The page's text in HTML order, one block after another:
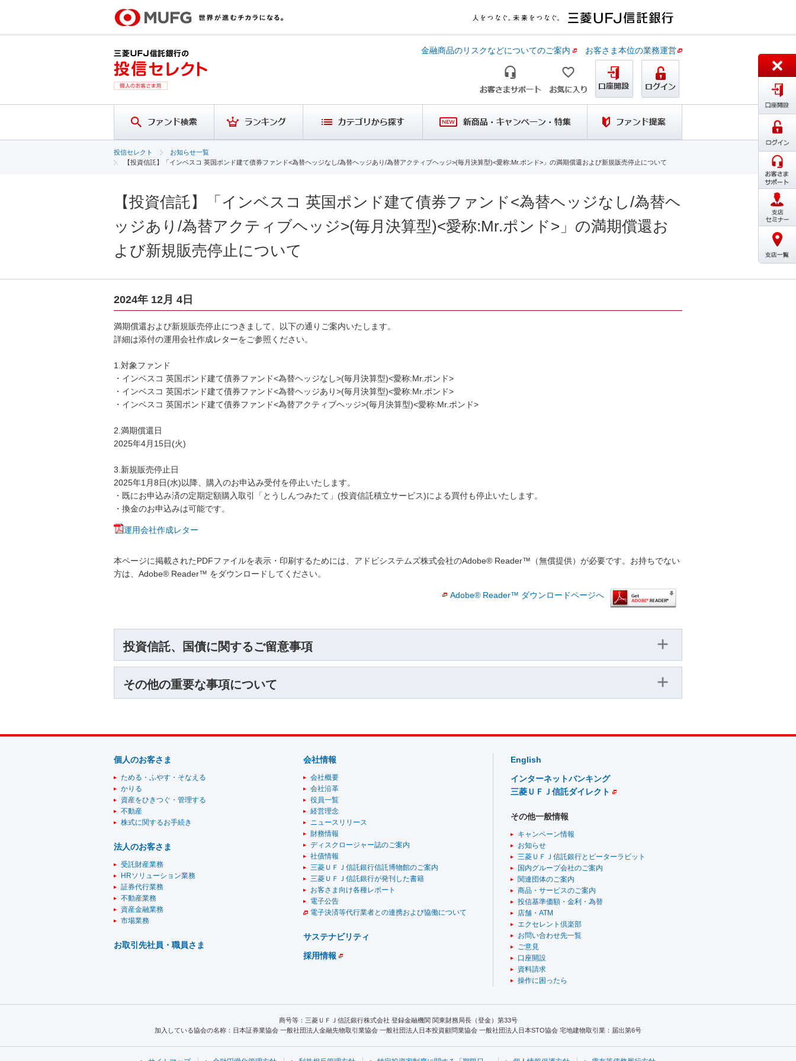
金融商品のリスクなどについてのご案内 お客さま本位の業務運営
投信セレクト
お知らせ一覧
【投資信託】「インベスコ 英国ポンド建て債券ファンド<為替ヘッジなし/為替ヘッジあり/為替アクティブヘッジ>(毎月決算型)<愛称:Mr.ポンド>」の満期償還および新規販売停止について
【投資信託】「インベスコ 英国ポンド建て債券ファンド<為替ヘッジなし/為替ヘ
ッジあり/為替アクティブヘッジ>(毎月決算型)<愛称:Mr.ポンド>」の満期償還お
よび新規販売停止について
2024年 12月 4日
満期償還および新規販売停止につきまして、以下の通りご案内いたします。
詳細は添付の運用会社作成レターをご参照ください。
1.対象ファンド
・インベスコ 英国ポンド建て債券ファンド<為替ヘッジなし>(毎月決算型)<愛称:Mr.ポンド>
・インベスコ 英国ポンド建て債券ファンド<為替ヘッジあり>(毎月決算型)<愛称:Mr.ポンド>
・インベスコ 英国ポンド建て債券ファンド<為替アクティブヘッジ>(毎月決算型)<愛称:Mr.ポンド>
2.満期償還日
2025年4月15日(火)
3.新規販売停止日
2025年1月8日(水)以降、購入のお申込み受付を停止いたします。
・既にお申込み済の定期定額購入取引「とうしんつみたて」(投資信託積立サービス)による買付も停止いたします。
・換金のお申込みは可能です。
運用会社作成レター
本ページに掲載されたPDFファイルを表示・印刷するためには、アドビシステムズ株式会社のAdobe® Reader™（無償提供）が必要です。お持ちでない
方は、Adobe® Reader™ をダウンロードしてください。
Adobe® Reader™ ダウンロードページへ
投資信託、国債に関するご留意事項
その他の重要な事項について
個人のお客さま
ためる・ふやす・そなえる
かりる
資産をひきつぐ・管理する
不動産
株式に関するお手続き
法人のお客さま
受託財産業務
HRソリューション業務
証券代行業務
不動産業務
資産金融業務
市場業務
お取引先社員・職員さま
会社情報
会社概要
会社沿革
役員一覧
経営理念
ニュースリリース
財務情報
ディスクロージャー誌のご案内
社債情報
三菱ＵＦＪ信託銀行信託博物館のご案内
三菱ＵＦＪ信託銀行が発刊した書籍
お客さま向け各種レポート
電子公告
電子決済等代行業者との連携および協働について
サステナビリティ
採用情報
English
インターネットバンキング
三菱ＵＦＪ信託ダイレクト
その他一般情報
キャンペーン情報
お知らせ
三菱ＵＦＪ信託銀行とピーターラビット
国内グループ会社のご案内
関連団体のご案内
商品・サービスのご案内
投信基準価額・金利・為替
店舗・ATM
エクセレント倶楽部
お問い合わせ先一覧
ご意見
口座開設
資料請求
操作に困ったら
商号等：三菱ＵＦＪ信託銀行株式会社 登録金融機関 関東財務局長（登金）第33号
加入している協会の名称：日本証券業協会 一般社団法人金融先物取引業協会 一般社団法人日本投資顧問業協会 一般社団法人日本STO協会 宅地建物取引業：届出第6号